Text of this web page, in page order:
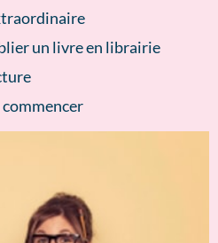
un livre en librairie
commencer